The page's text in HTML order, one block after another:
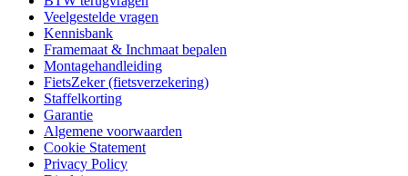
Veelgestelde vragen
Kennisbank
Framemaat & Inchmaat bepalen
Montagehandleiding
FietsZeker (fietsverzekering)
Staffelkorting
Garantie
Algemene voorwaarden
Cookie Statement
Privacy Policy